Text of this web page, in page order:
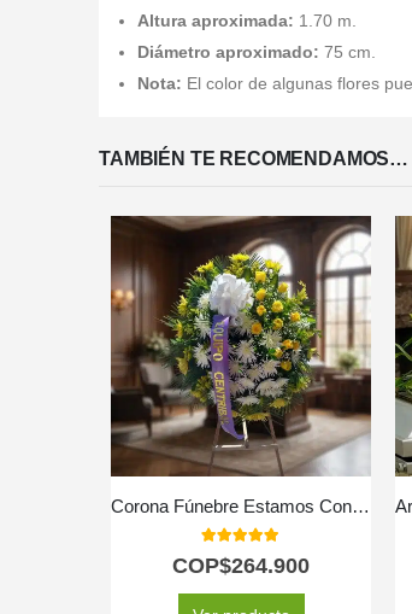
Altura aproximada: 1.70 m.
Diámetro aproximado: 75 cm.
Nota: El color de algunas flores
TAMBIÉN TE RECOMENDAMOS…
Corona Fúnebre Estamos Contigo
5.00
COP$264.900